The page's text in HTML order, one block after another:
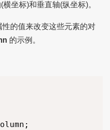
坐标)和垂直轴(纵坐标)。
性的值来改变这些元素的对
的示例。